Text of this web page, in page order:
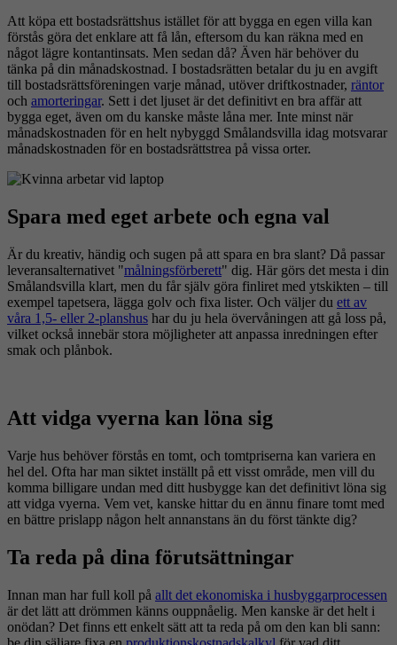
Att köpa ett bostadsrättshus istället för att bygga en egen villa kan
förstås göra det enklare att få lån, eftersom du kan räkna med en
något lägre kontantinsats. Men sedan då? Även här behöver du
tänka på din månadskostnad. I bostadsrätten betalar du ju en avgift
till bostadsrättsföreningen varje månad, utöver driftkostnader, räntor
och amorteringar. Sett i det ljuset är det definitivt en bra affär att
bygga eget, även om du kanske måste låna mer. Inte minst när
månadskostnaden för en helt nybyggd Smålandsvilla idag motsvarar
månadskostnaden för en bostadsrättstrea på vissa orter.
Spara med eget arbete och egna val
Är du kreativ, händig och sugen på att spara en bra slant? Då passar
leveransalternativet "målningsförberett" dig. Här görs det mesta i din
Smålandsvilla klart, men du får själv göra finliret med ytskikten – till
exempel tapetsera, lägga golv och fixa lister. Och väljer du ett av
våra 1,5- eller 2-planshus har du ju hela övervåningen att gå loss på,
vilket också innebär stora möjligheter att anpassa inredningen efter
smak och plånbok.
Att vidga vyerna kan löna sig
Varje hus behöver förstås en tomt, och tomtpriserna kan variera en
hel del. Ofta har man siktet inställt på ett visst område, men vill du
komma billigare undan med ditt husbygge kan det definitivt löna sig
att vidga vyerna. Vem vet, kanske hittar du en ännu finare tomt med
en bättre prislapp någon helt annanstans än du först tänkte dig?
Ta reda på dina förutsättningar
Innan man har full koll på allt det ekonomiska i husbyggarprocessen
är det lätt att drömmen känns ouppnåelig. Men kanske är det helt i
onödan? Det finns ett enkelt sätt att ta reda på om den kan bli sann: